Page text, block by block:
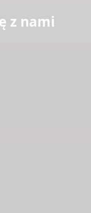
z nami